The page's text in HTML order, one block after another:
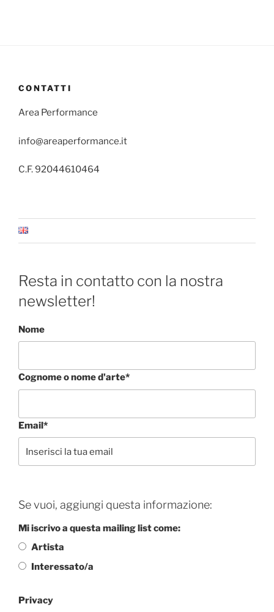
CONTATTI
Area Performance
info@areaperformance.it
C.F. 92044610464
Resta in contatto con la nostra
newsletter!
Nome
Cognome o nome d'arte*
Email*
Se vuoi, aggiungi questa informazione:
Mi iscrivo a questa mailing list come:
Artista
Interessato/a
Privacy